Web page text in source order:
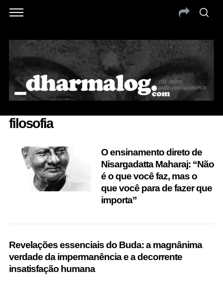
filosofia
O ensinamento direto de
Nisargadatta Maharaj: “Não
é o que você faz, mas o
que você para de fazer que
importa”
Revelações essenciais do Buda: a magnânima
verdade da impermanência e a decorrente
insatisfação humana